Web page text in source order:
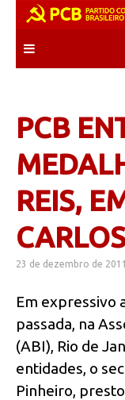
content
PCB
REIS,
23 de dezembro de 2011
Em expressivo
passada, na
(ABI), Rio de
entidades, o
Pinheiro,